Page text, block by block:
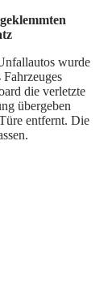
wurde
die verletzte
übergeben
entfernt. Die